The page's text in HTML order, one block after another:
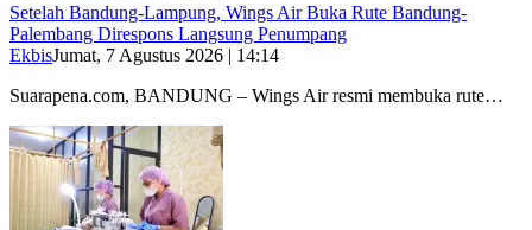
Setelah Bandung-Lampung, Wings Air Buka Rute Bandung-
Palembang Direspons Langsung Penumpang
EkbisJumat, 7 Agustus 2026 | 14:14
Suarapena.com, BANDUNG – Wings Air resmi membuka rute…